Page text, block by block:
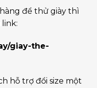
để thử giày thì
giay-the-
hỗ trợ đổi size một